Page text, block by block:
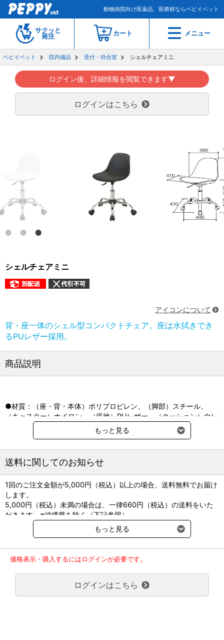
動物病院向け医薬品、医療材ならペピイベット
サクッと
発注
カート メニュー
ペピイベット 院内備品 受付・待合室 シェルチェアミニ
ログイン後、詳細情報を閲覧できます▼
ログインはこちら
シェルチェアミニ
アイコンについて
背・座一体のシェル型コンパクトチェア。座は水拭きでき
るPUレザー採用。
商品説明
●材質：（座・背・本体）ポリプロピレン、（脚部）スチール、
（キャスター）ナイロン、（張地）PUレザー、（クッション）ウレ
タンフォーム
●サイズ：W47×D50×H62-72cm
●重量：4.7kg
もっと見る
送料に関してのお知らせ
1回のご注文金額が5,000円（税込）以上の場合、送料無料でお届け
します。
5,000円（税込）未満の場合は、一律660円（税込）の送料をいた
だきます。※沖縄県を除く（下記参照）
※2017年11月14日（火）より沖縄県へのお届けにつきましては、1
回のご注文金額（税込）が、30,000円以上で配送無料となります。
ご了承のほどよろしくお願い致します。
弊社都合でお届けが２回以上に分かれる場合の送料負担は、１回分
のみで新たな送料は発生しません。
大型商品送料が必要な商品をご注文の場合は、大型商品送料のみご
負担頂きます。
もっと見る
価格表示・購入するにはログインが必要です。
ログインはこちら